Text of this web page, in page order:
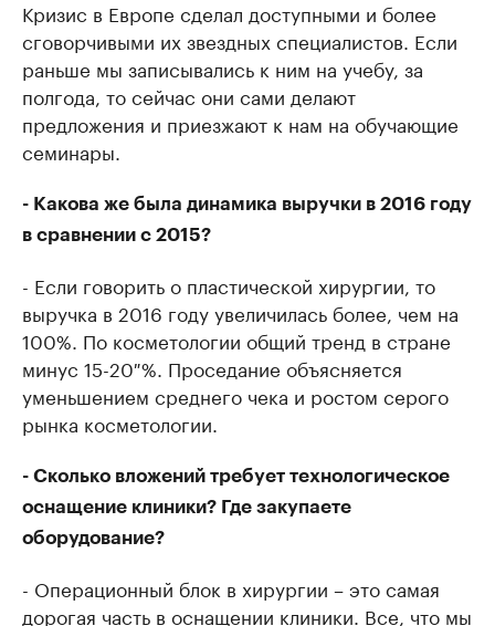
Кризис в Европе сделал доступными и более
сговорчивыми их звездных специалистов. Если
раньше мы записывались к ним на учебу, за
полгода, то сейчас они сами делают
предложения и приезжают к нам на обучающие
семинары.
- Какова же была динамика выручки в 2016 году
в сравнении с 2015?
- Если говорить о пластической хирургии, то
выручка в 2016 году увеличилась более, чем на
100%. По косметологии общий тренд в стране
минус 15-20 %. Проседание объясняется
уменьшением среднего чека и ростом серого
рынка косметологии.
- Сколько вложений требует технологическое
оснащение клиники? Где закупаете
оборудование?
- Операционный блок в хирургии – это самая
дорогая часть в оснащении клиники. Все, что мы